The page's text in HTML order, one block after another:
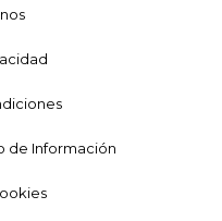
de Información